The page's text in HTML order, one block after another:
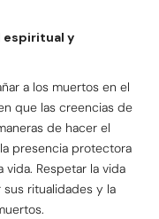
espiritual y
a los muertos en el
que las creencias de
de hacer el
presencia protectora
Respetar la vida
ritualidades y la